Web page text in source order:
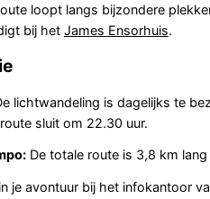
loopt langs bijzondere
bij het James Ensorhuis.
lichtwandeling is dagelijks te
sluit om 22.30 uur.
De totale route is 3,8 km
je avontuur bij het infokantoor